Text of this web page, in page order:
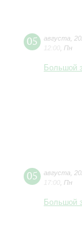
05 августа
12:00 Пн
Большой
05 августа
17:00 Пн
Большой